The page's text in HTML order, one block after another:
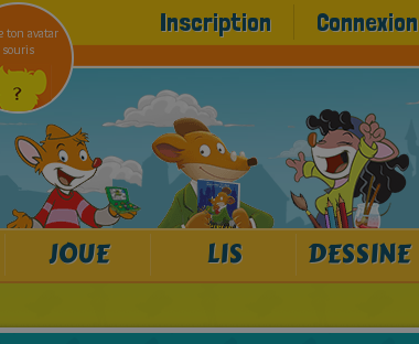
ton avatar
souris
Inscription Connexion
JOUE LIS DESSINE